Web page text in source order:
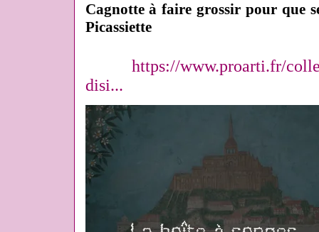
Cagnotte à faire grossir pour que
Picassiette
https://www.proarti.fr/
disi...